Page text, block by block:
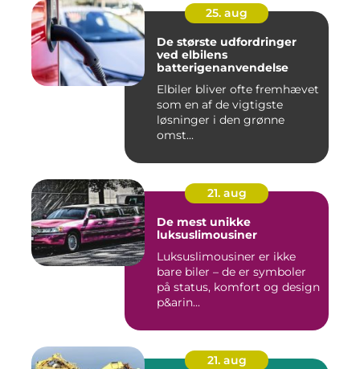
25. aug
De største udfordringer
ved elbilens
batterigenanvendelse
Elbiler bliver ofte fremhævet
som en af de vigtigste
løsninger i den grønne
omst...
21. aug
De mest unikke
luksuslimousiner
Luksuslimousiner er ikke
bare biler – de er symboler
på status, komfort og design
p&arin...
21. aug